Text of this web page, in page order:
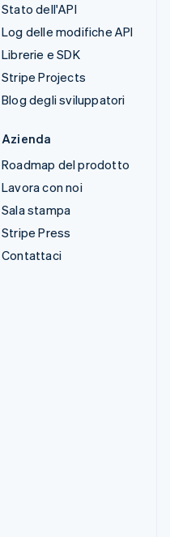
Stato dell'API
Log delle modifiche API
Librerie e SDK
Stripe Projects
Blog degli sviluppatori
Azienda
Roadmap del prodotto
Lavora con noi
Sala stampa
Stripe Press
Contattaci